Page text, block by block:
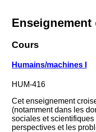
Enseignement
Cours
Humains/machines I
HUM-416
Cet enseignement
(notamment dans les
sociales et
perspectives et les